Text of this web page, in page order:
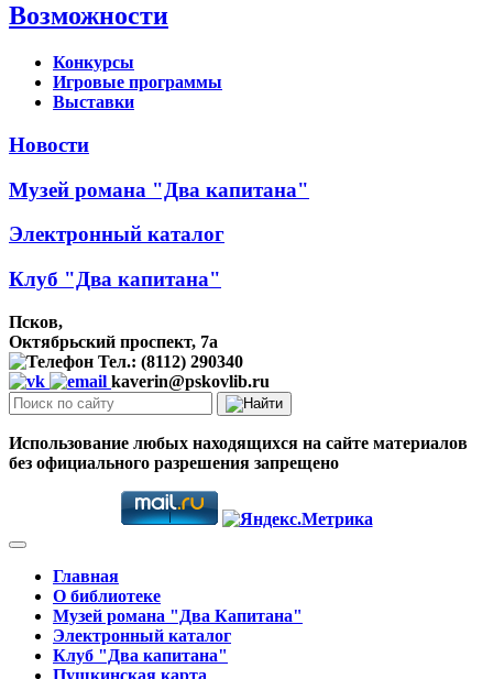
Возможности
Конкурсы
Игровые программы
Выставки
Новости
Музей романа "Два капитана"
Электронный каталог
Клуб "Два капитана"
Псков,
Октябрьский проспект, 7a
Тел.: (8112) 290340
kaverin@pskovlib.ru
Использование любых находящихся на сайте материалов
без официального разрешения запрещено
Главная
О библиотеке
Музей романа "Два Капитана"
Электронный каталог
Клуб "Два капитана"
Пушкинская карта